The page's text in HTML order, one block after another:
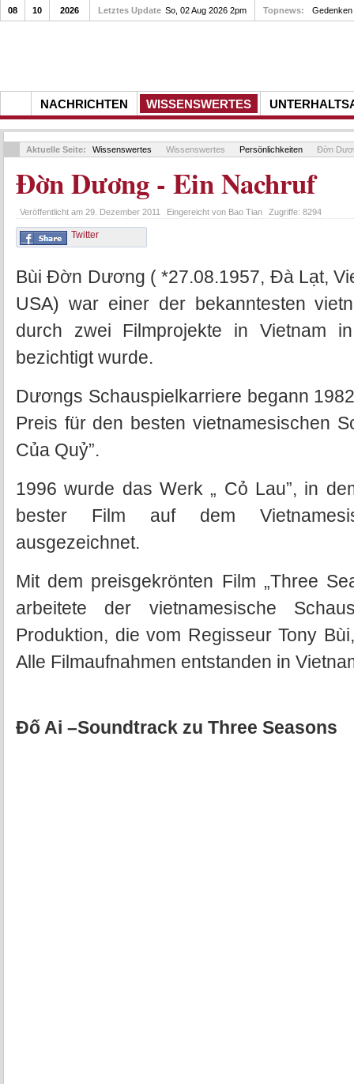
NACHRICHTEN WISSENSWERTES
08 10 2026 Letztes Update So, 02 Aug 2026 2pm Topnews:Gedenkfeier
Aktuelle Seite: Wissenswertes Wissenswertes Persönlichkeiten Đờn
Đờn Dương - Ein Nachruf
Veröffentlicht am 29. Dezember 2011 Eingereicht von Bao Tian Zugriffe: 8294
Twitter
Bùi Đờn Dương ( *27.08.1957, Đà Lạt,
USA) war einer der bekanntesten
durch zwei Filmprojekte in Vietnam
bezichtigt wurde.
Dươngs Schauspielkarriere begann
Preis für den besten vietnamesischen
Của Quỷ”.
1996 wurde das Werk „ Cỏ Lau”, in
bester Film auf dem
ausgezeichnet.
Mit dem preisgekrönten Film „Three
arbeitete der vietnamesische
Produktion, die vom Regisseur Tony
Alle Filmaufnahmen entstanden in
Đố Ai –Soundtrack zu Three Seasons